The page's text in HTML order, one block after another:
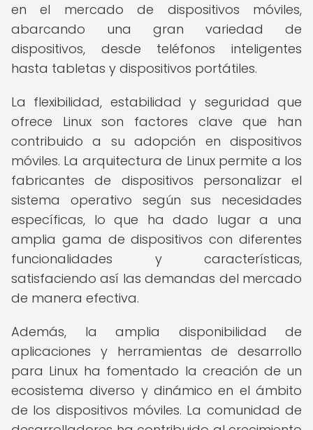
en el mercado de dispositivos móviles,
abarcando una gran variedad de
dispositivos, desde teléfonos inteligentes
hasta tabletas y dispositivos portátiles.
La flexibilidad, estabilidad y seguridad que
ofrece Linux son factores clave que han
contribuido a su adopción en dispositivos
móviles. La arquitectura de Linux permite a los
fabricantes de dispositivos personalizar el
sistema operativo según sus necesidades
específicas, lo que ha dado lugar a una
amplia gama de dispositivos con diferentes
funcionalidades y características,
satisfaciendo así las demandas del mercado
de manera efectiva.
Además, la amplia disponibilidad de
aplicaciones y herramientas de desarrollo
para Linux ha fomentado la creación de un
ecosistema diverso y dinámico en el ámbito
de los dispositivos móviles. La comunidad de